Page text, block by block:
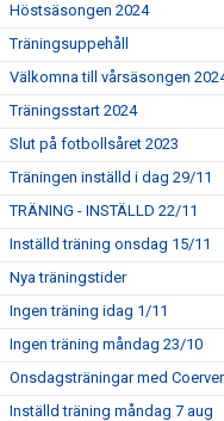
Höstsäsongen 2024
Träningsuppehåll
Välkomna till vårsäsongen
Träningsstart 2024
Slut på fotbollsåret 2023
Träningen inställd i dag 29/11
TRÄNING - INSTÄLLD 22/11
Inställd träning onsdag 15/11
Nya träningstider
Ingen träning idag 1/11
Ingen träning måndag 23/10
Onsdagsträningar med Coerver
Inställd träning måndag 7 aug